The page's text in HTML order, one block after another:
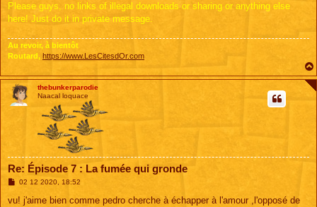
Please guys, no links of illegal downloads or sharing or anything else
here! Just do it in private message.
Au revoir, à bientôt
Routard, https://www.LesCitesdOr.com
thebunkerparodie
Naacal loquace
Re: Épisode 7 : La fumée qui gronde
M
s
02 12 2020, 18:52
vu! j'aime bien comme pedro cherche à échapper à l'amour ,l'opposé de